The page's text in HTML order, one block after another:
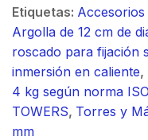
Etiquetas:
Argolla de 12 cm de
roscado para fijación
inmersión en caliente,
4 kg según norma
TOWERS, Torres y
mm